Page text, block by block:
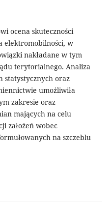
ocena skuteczności
elektromobilności, w
nakładane w tym
terytorialnego. Analiza
statystycznych oraz
umożliwiła
zakresie oraz
mających na celu
założeń wobec
na szczeblu